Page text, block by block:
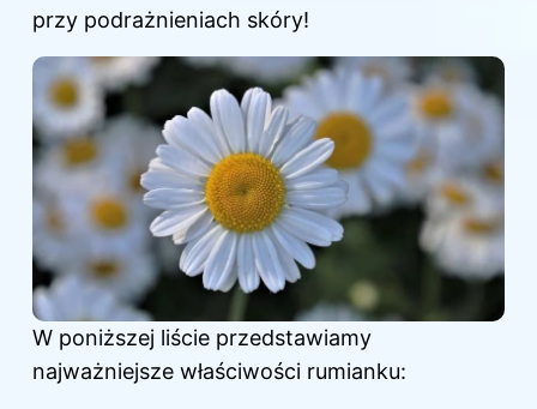
przy podrażnieniach skóry!
W poniższej liście przedstawiamy
najważniejsze właściwości rumianku: